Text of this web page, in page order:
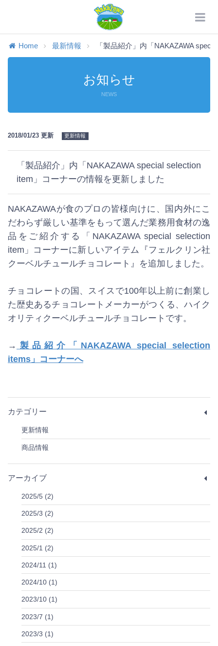
Home 最新情報 「製品紹介」内「NAKAZAWA
お知らせ
NEWS
2018/01/23 更新 更新情報
「製品紹介」内「NAKAZAWA special selection
item」コーナーの情報を更新しました
NAKAZAWAが食のプロの皆様向けに、国内外にこ
だわらず厳しい基準をもって選んだ業務用食材の逸
品をご紹介する「NAKAZAWA special selection
item」コーナーに新しいアイテム『フェルクリン社
クーベルチュールチョコレート』を追加しました。
チョコレートの国、スイスで100年以上前に創業し
た歴史あるチョコレートメーカーがつくる、ハイク
オリティクーベルチュールチョコレートです。
→ 製品紹介「NAKAZAWA special selection
items」コーナーへ
カテゴリー
更新情報
商品情報
アーカイブ
2025/5 (2)
2025/3 (2)
2025/2 (2)
2025/1 (2)
2024/11 (1)
2024/10 (1)
2023/10 (1)
2023/7 (1)
2023/3 (1)